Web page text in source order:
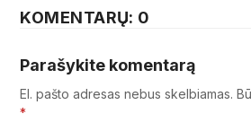
KOMENTARŲ: 0
Parašykite komentarą
El. pašto adresas nebus skelbiamas.
*